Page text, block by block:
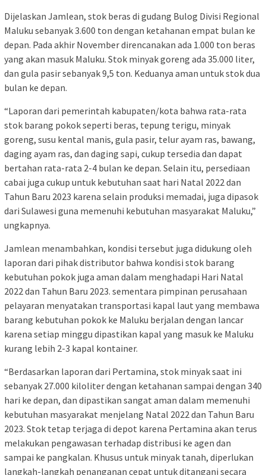
Dijelaskan Jamlean, stok beras di gudang Bulog Divisi Regional
Maluku sebanyak 3.600 ton dengan ketahanan empat bulan ke
depan. Pada akhir November direncanakan ada 1.000 ton beras
yang akan masuk Maluku. Stok minyak goreng ada 35.000 liter,
dan gula pasir sebanyak 9,5 ton. Keduanya aman untuk stok dua
bulan ke depan.
“Laporan dari pemerintah kabupaten/kota bahwa rata-rata
stok barang pokok seperti beras, tepung terigu, minyak
goreng, susu kental manis, gula pasir, telur ayam ras, bawang,
daging ayam ras, dan daging sapi, cukup tersedia dan dapat
bertahan rata-rata 2-4 bulan ke depan. Selain itu, persediaan
cabai juga cukup untuk kebutuhan saat hari Natal 2022 dan
Tahun Baru 2023 karena selain produksi memadai, juga dipasok
dari Sulawesi guna memenuhi kebutuhan masyarakat Maluku,”
ungkapnya.
Jamlean menambahkan, kondisi tersebut juga didukung oleh
laporan dari pihak distributor bahwa kondisi stok barang
kebutuhan pokok juga aman dalam menghadapi Hari Natal
2022 dan Tahun Baru 2023. sementara pimpinan perusahaan
pelayaran menyatakan transportasi kapal laut yang membawa
barang kebutuhan pokok ke Maluku berjalan dengan lancar
karena setiap minggu dipastikan kapal yang masuk ke Maluku
kurang lebih 2-3 kapal kontainer.
“Berdasarkan laporan dari Pertamina, stok minyak saat ini
sebanyak 27.000 kiloliter dengan ketahanan sampai dengan 340
hari ke depan, dan dipastikan sangat aman dalam memenuhi
kebutuhan masyarakat menjelang Natal 2022 dan Tahun Baru
2023. Stok tetap terjaga di depot karena Pertamina akan terus
melakukan pengawasan terhadap distribusi ke agen dan
sampai ke pangkalan. Khusus untuk minyak tanah, diperlukan
langkah-langkah penanganan cepat untuk ditangani secara